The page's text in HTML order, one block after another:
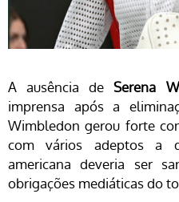
A ausência de Serena
imprensa após a
Wimbledon gerou forte
com vários adeptos a
americana deveria ser
obrigações mediáticas do